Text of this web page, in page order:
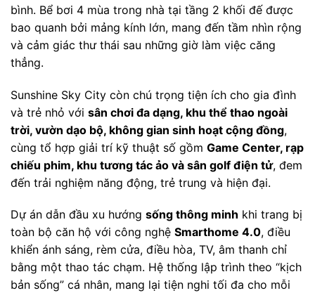
bình. Bể bơi 4 mùa trong nhà tại tầng 2 khối đế được
bao quanh bởi mảng kính lớn, mang đến tầm nhìn rộng
và cảm giác thư thái sau những giờ làm việc căng
thẳng.
Sunshine Sky City còn chú trọng tiện ích cho gia đình
và trẻ nhỏ với sân chơi đa dạng, khu thể thao ngoài
trời, vườn dạo bộ, không gian sinh hoạt cộng đồng,
cùng tổ hợp giải trí kỹ thuật số gồm Game Center, rạp
chiếu phim, khu tương tác ảo và sân golf điện tử, đem
đến trải nghiệm năng động, trẻ trung và hiện đại.
Dự án dẫn đầu xu hướng sống thông minh khi trang bị
toàn bộ căn hộ với công nghệ Smarthome 4.0, điều
khiển ánh sáng, rèm cửa, điều hòa, TV, âm thanh chỉ
bằng một thao tác chạm. Hệ thống lập trình theo “kịch
bản sống” cá nhân, mang lại tiện nghi tối đa cho mỗi